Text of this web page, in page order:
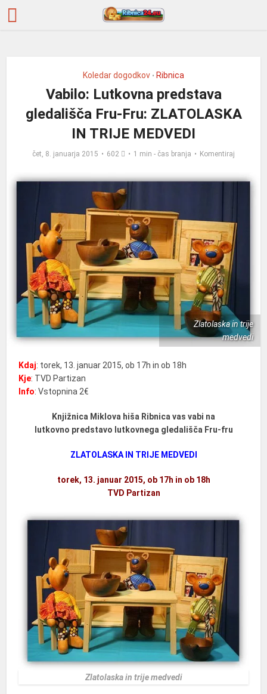
Koledar dogodkov • Ribnica
Vabilo: Lutkovna predstava
gledališča Fru-Fru: ZLATOLASKA
IN TRIJE MEDVEDI
čet, 8. januarja 2015 602 1 min - čas branja Komentiraj
Zlatolaska in trije
medvedi
Kdaj: torek, 13. januar 2015, ob 17h in ob 18h
Kje: TVD Partizan
Info: Vstopnina 2€
Knjižnica Miklova hiša Ribnica vas vabi na
lutkovno predstavo lutkovnega gledališča Fru-fru
ZLATOLASKA IN TRIJE MEDVEDI
torek, 13. januar 2015, ob 17h in ob 18h
TVD Partizan
Zlatolaska in trije medvedi